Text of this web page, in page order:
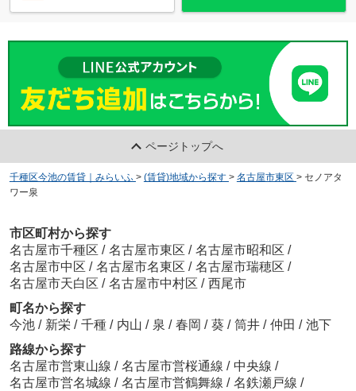
ページトップへ
千種区今池の賃貸｜みらいふ > (賃貸)地域から探す > 名古屋市東区 > セノアタ
ワー泉
市区町村から探す
名古屋市千種区 / 名古屋市東区 / 名古屋市昭和区 /
名古屋市中区 / 名古屋市名東区 / 名古屋市瑞穂区 /
名古屋市天白区 / 名古屋市中村区 / 西尾市
町名から探す
今池 / 新栄 / 千種 / 内山 / 泉 / 春岡 / 葵 / 筒井 / 仲田 / 池下
路線から探す
名古屋市営東山線 / 名古屋市営桜通線 / 中央線 /
名古屋市営名城線 / 名古屋市営鶴舞線 / 名鉄瀬戸線 /